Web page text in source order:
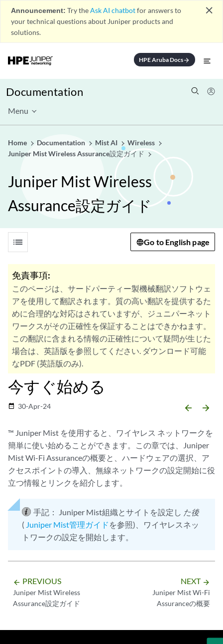
Announcement: Try theAsk AI chatbotfor answers to
your technical questions about Juniper products and
solutions.
close
HPE Aruba Docsarrow_forward
Documentation
Menu
Home Documentation Mist AI
Wireless
Juniper Mist Wireless Assurance設定ガイド
Juniper Mist Wireless
Assurance設定ガイド
list Go to English page
免責事項:
このページは、サードパーティー製機械翻訳ソフトウェ
アを使用して翻訳されます。質の高い翻訳を提供するた
めに合理的な対応はされていますが、ジュニパーネット
ワークスがその正確性を保証することはできかねます。
この翻訳に含まれる情報の正確性について疑問が生じた
場合は、英語版を参照してください. ダウンロード可能
なPDF (英語版のみ).
今すぐ始める
date_range 30-Apr-24 arrow_backward arrow_forward
™ Juniper Mist を使用すると、ワイヤレス ネットワークを
簡単に使い始めることができます。この章では、Juniper
Mist Wi-Fi Assuranceの概要と、ハードウェアの選択、ア
クセスポイントの導入、無線ネットワークの設定開始に役
立つ情報とリンクを紹介します。
手記： Juniper Mist組織とサイトを設定し た後
( Juniper Mist管理ガイド を参照)、ワイヤレスネッ
トワークの設定を開始します。
arrow_backward PREVIOUS
Juniper Mist Wireless
Assurance設定ガイド
NEXT arrow_forward
Juniper Mist Wi-Fi
Assuranceの概要